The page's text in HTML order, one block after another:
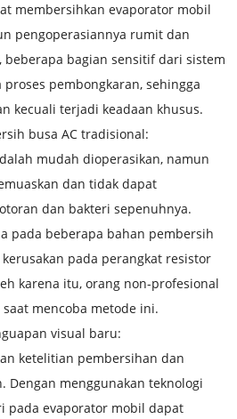
membersihkan evaporator mobil
pengoperasiannya rumit dan
beberapa bagian sensitif dari sistem
pembongkaran, sehingga
kecuali terjadi keadaan khusus.
busa AC tradisional:
mudah dioperasikan, namun
dan tidak dapat
dan bakteri sepenuhnya.
pada beberapa bahan pembersih
pada perangkat resistor
karena itu, orang non-profesional
mencoba metode ini.
visual baru:
ketelitian pembersihan dan
Dengan menggunakan teknologi
pada evaporator mobil dapat